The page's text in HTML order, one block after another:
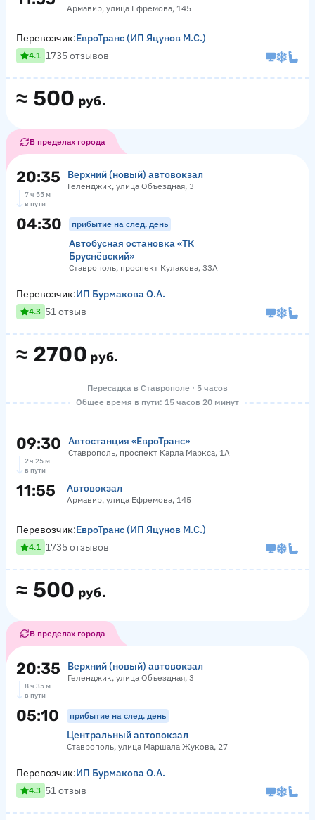
Армавир, улица Ефремова, 145
≈ 500 руб.
Перевозчик:ЕвроТранс (ИП Яцунов М.С.)
4.1 1735 отзывов
В пределах города
20:35 Верхний (новый) автовокзал
Геленджик, улица Объездная, 3
7 ч 55 м
в пути
04:30 прибытие на след. день
Автобусная остановка «ТК
Бруснёвский»
Ставрополь, проспект Кулакова, 33А
≈ 2700 руб.
Перевозчик:ИП Бурмакова О.А.
4.3 51 отзыв
Пересадка в Ставрополе · 5 часов
Общее время в пути: 15 часов 20 минут
09:30 Автостанция «ЕвроТранс»
Ставрополь, проспект Карла Маркса, 1А
2 ч 25 м
в пути
11:55 Автовокзал
Армавир, улица Ефремова, 145
≈ 500 руб.
Перевозчик:ЕвроТранс (ИП Яцунов М.С.)
4.1 1735 отзывов
В пределах города
20:35 Верхний (новый) автовокзал
Геленджик, улица Объездная, 3
8 ч 35 м
в пути
05:10 прибытие на след. день
Центральный автовокзал
Ставрополь, улица Маршала Жукова, 27
Перевозчик:ИП Бурмакова О.А.
4.3 51 отзыв